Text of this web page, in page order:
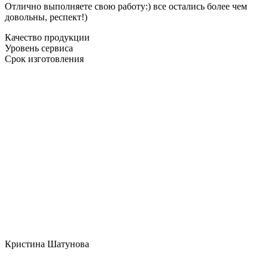
Отлично выполняете свою работу:) все остались более чем
довольны, респект!)
Качество продукции
Уровень сервиса
Срок изготовления
Кристина Шатунова